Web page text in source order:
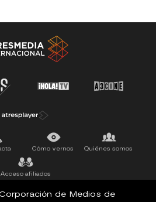
El Hormiguero
Pasapalabra
Cómo vernos Quiénes somos
Acceso afiliados
de Medios de